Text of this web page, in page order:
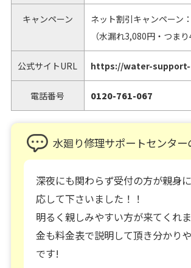
キャンペーン
ネット割引キャンペーン
（水漏れ3,080円・つまり
公式サイトURL https://water-
電話番号 0120-761-067
水廻り修理サポートセンター
深夜にも関わらず受付の方が親身
応して下さいました！！
明るく親しみやすい方が来てくれ
金も料金表で説明して頂き分かり
です!